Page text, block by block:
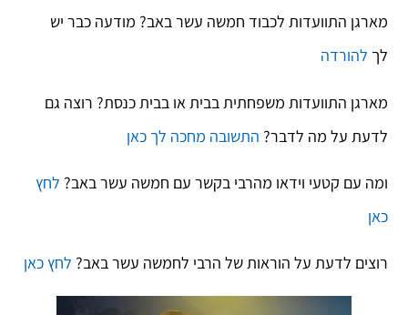
מארגן התוועדות לכבוד חמשה עשר באב? מודעה כבר יש
לך להורדה
מארגן התוועדות משפחתית בבית או בבית כנסת? רוצה גם
לדעת על מה לדבר? התשובה מחכה לך כאן
ומה עם קטעי וידאו מהרבי בקשר עם חמשה עשר באב? לחץ
כאן
רוצים לדעת על הוראות של הרבי לחמשה עשר באב? לחץ כאן